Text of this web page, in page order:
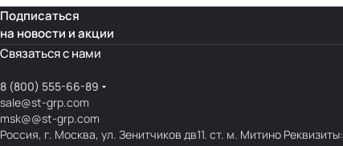
Подписаться
на новости и акции
Связаться с нами
8 (800) 555-66-89
sale@st-grp.com
msk@@st-grp.com
Россия, г. Москва, ул. Зенитчиков дв11. ст. м. Митино Реквизиты: